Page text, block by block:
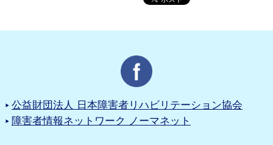
公益財団法人 日本障害者リハビリテーション協会
障害者情報ネットワーク ノーマネット